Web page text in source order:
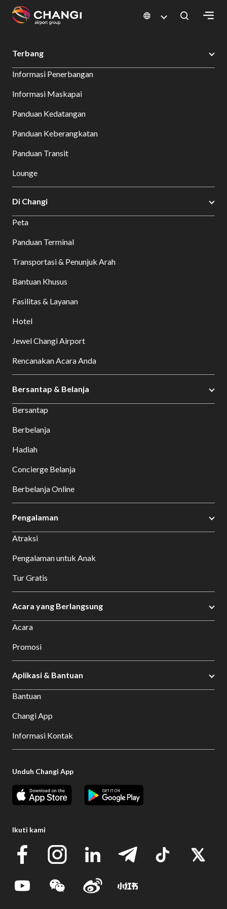
Changi
Language
Changi Airport Bersantap dan Belanja Direktori Toko Shop Detail
Terbang
Informasi Penerbangan
Informasi Maskapai
Panduan Kedatangan
Panduan Keberangkatan
Panduan Transit
Lounge
Di Changi
Peta
Panduan Terminal
Transportasi & Penunjuk Arah
Bantuan Khusus
Fasilitas & Layanan
Hotel
Jewel Changi Airport
Rencanakan Acara Anda
Bersantap & Belanja
Bersantap
Berbelanja
Hadiah
Concierge Belanja
Berbelanja Online
Pengalaman
Atraksi
Pengalaman untuk Anak
Tur Gratis
Acara yang Berlangsung
Acara
Promosi
Aplikasi & Bantuan
Bantuan
Changi App
Informasi Kontak
Unduh Changi App
Ikuti kami